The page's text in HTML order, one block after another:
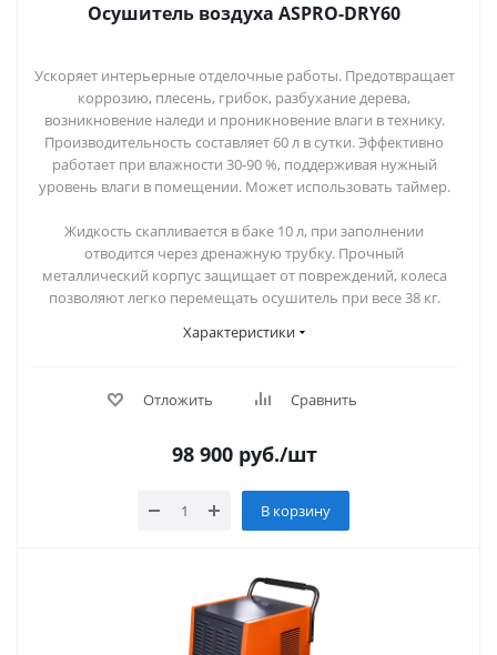
Осушитель воздуха ASPRO-DRY60
Ускоряет интерьерные отделочные работы. Предотвращает
коррозию, плесень, грибок, разбухание дерева,
возникновение наледи и проникновение влаги в технику.
Производительность составляет 60 л в сутки. Эффективно
работает при влажности 30-90 %, поддерживая нужный
уровень влаги в помещении. Может использовать таймер.
Жидкость скапливается в баке 10 л, при заполнении
отводится через дренажную трубку. Прочный
металлический корпус защищает от повреждений, колеса
позволяют легко перемещать осушитель при весе 38 кг.
Характеристики
Отложить Сравнить
98 900 руб./шт
В корзину